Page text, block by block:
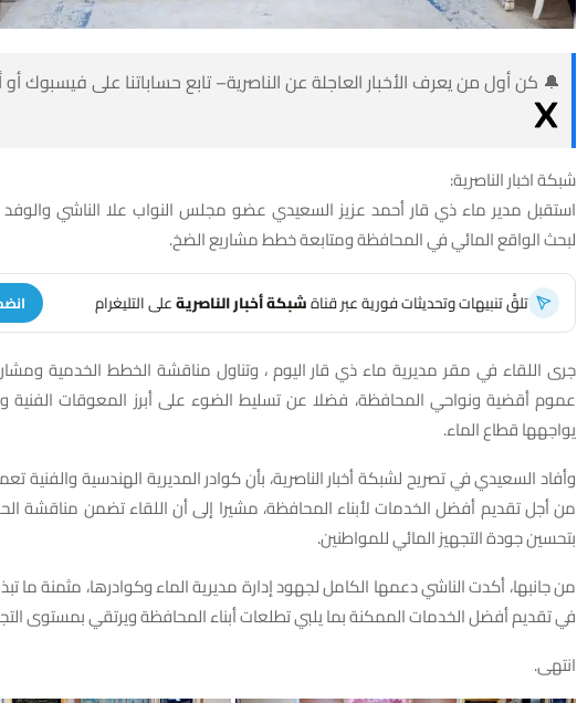
🔔 كن أول من يعرف الأخبار العاجلة عن الناصرية– تابع حساباتنا على فيسبوك
شبكة اخبار الناصرية:
استقبل مدير ماء ذي قار أحمد عزيز السعيدي عضو مجلس النواب علا الناشي والوفد
لبحث الواقع المائي في المحافظة ومتابعة خطط مشاريع الضخ.
تلقَّ تنبيهات وتحديثات فورية عبر قناةشبكة أخبار الناصريةعلى التليغرام
جرى اللقاء في مقر مديرية ماء ذي قار اليوم ، وتناول مناقشة الخطط الخدمية
عموم أقضية ونواحي المحافظة، فضلا عن تسليط الضوء على أبرز المعوقات الفنية
يواجهها قطاع الماء.
وأفاد السعيدي في تصريح لشبكة أخبار الناصرية، بأن كوادر المديرية الهندسية
من أجل تقديم أفضل الخدمات لأبناء المحافظة، مشيرا إلى أن اللقاء تضمن مناقشة
بتحسين جودة التجهيز المائي للمواطنين.
من جانبها، أكدت الناشي دعمها الكامل لجهود إدارة مديرية الماء وكوادرها، مثمنة ما
في تقديم أفضل الخدمات الممكنة بما يلبي تطلعات أبناء المحافظة ويرتقي بمستوى
انتهى.